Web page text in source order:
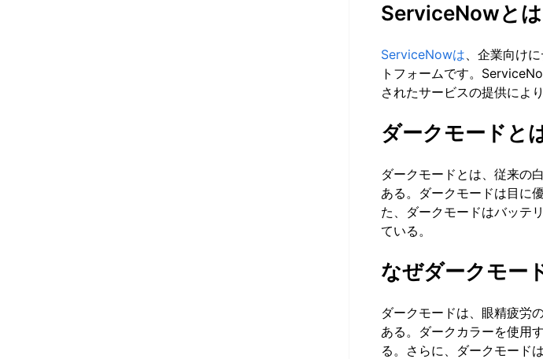
ServiceNowとは
ServiceNowは、企業向け
トフォームです。
されたサービスの提供によ
ダークモードと
ダークモードとは、従来の
ある。ダークモードは目に
た、ダークモードはバッテ
ている。
なぜダークモー
ダークモードは、眼精疲労
ある。ダークカラーを使用
る。さらに、ダークモード